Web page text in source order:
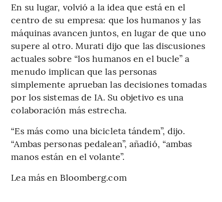
En su lugar, volvió a la idea que está en el
centro de su empresa: que los humanos y las
máquinas avancen juntos, en lugar de que uno
supere al otro. Murati dijo que las discusiones
actuales sobre “los humanos en el bucle” a
menudo implican que las personas
simplemente aprueban las decisiones tomadas
por los sistemas de IA. Su objetivo es una
colaboración más estrecha.
“Es más como una bicicleta tándem”, dijo.
“Ambas personas pedalean”, añadió, “ambas
manos están en el volante”.
Lea más en Bloomberg.com